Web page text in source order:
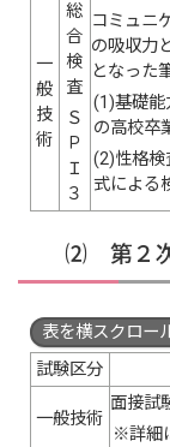
一
般
技
術
総
合
検
査
Ｓ
Ｐ
Ｉ
３
コミュニ
の吸収力
となった
(1)基礎
の高校卒
(2)性格
式による
⑵ 第２
表を横スクロー
試験区分
一般技術
面接試
※詳細